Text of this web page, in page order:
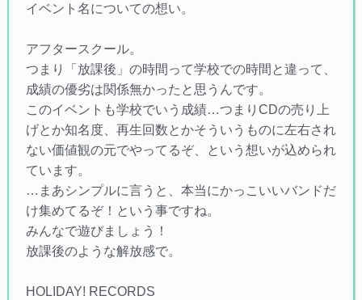
イベント名についての想い。​
アフタースクール。​
つまり「放課後」の時間って​学校での時間と違って、​
成績の優劣は関係無かったと思うんです。​
このイベントも学校でいう成績…​つまりCDの売り上
げとか知名度、再生回数とか​そういうものに左右され
ない価値観の元でやってるぞ、​という想いが込められ
ています。​
…まあシンプルに言うと、​本当にかっこいいバンドだ
け集めてるぞ！という事ですね。​
みんなで遊びましょう！​
放課後のような解放感で。​
HOLIDAY! RECORDS ​